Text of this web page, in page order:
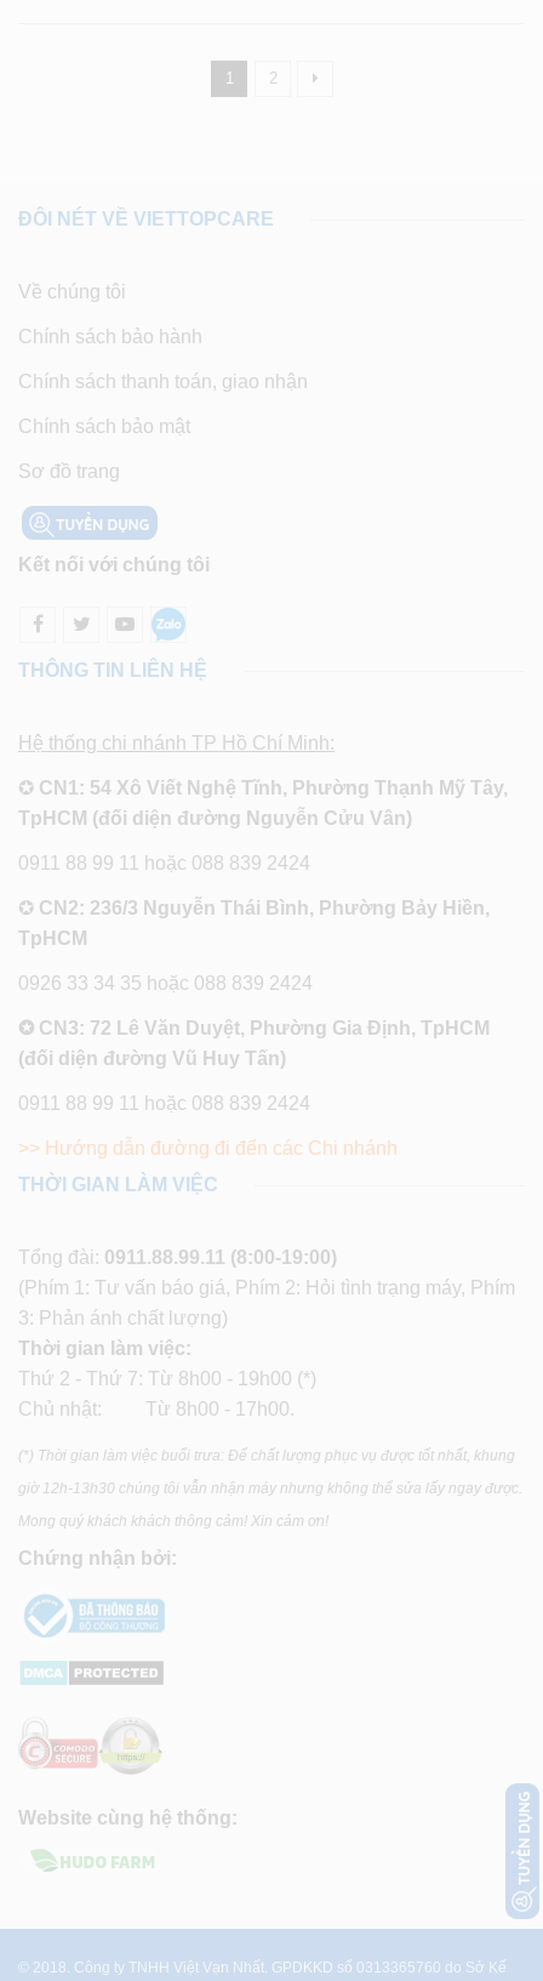
1 2
ĐÔI NÉT VỀ VIETTOPCARE
Về chúng tôi
Chính sách bảo hành
Chính sách thanh toán, giao nhận
Chính sách bảo mật
Sơ đồ trang
Kết nối với chúng tôi
THÔNG TIN LIÊN HỆ
Hệ thống chi nhánh TP Hồ Chí Minh:
✪ CN1: 54 Xô Viết Nghệ Tĩnh, Phường Thạnh Mỹ Tây,
TpHCM (đối diện đường Nguyễn Cửu Vân)
0911 88 99 11 hoặc 088 839 2424
✪ CN2: 236/3 Nguyễn Thái Bình, Phường Bảy Hiền,
TpHCM
0926 33 34 35 hoặc 088 839 2424
✪ CN3: 72 Lê Văn Duyệt, Phường Gia Định, TpHCM
(đối diện đường Vũ Huy Tấn)
0911 88 99 11 hoặc 088 839 2424
>> Hướng dẫn đường đi đến các Chi nhánh
THỜI GIAN LÀM VIỆC
Tổng đài: 0911.88.99.11 (8:00-19:00)
(Phím 1: Tư vấn báo giá, Phím 2: Hỏi tình trạng máy, Phím
3: Phản ánh chất lượng)
Thời gian làm việc:
Thứ 2 - Thứ 7: Từ 8h00 - 19h00 (*)
Chủ nhật: Từ 8h00 - 17h00.
(*) Thời gian làm việc buổi trưa: Để chất lượng phục vụ được tốt nhất, khung
giờ 12h-13h30 chúng tôi vẫn nhận máy nhưng không thể sửa lấy ngay được.
Mong quý khách khách thông cảm! Xin cảm ơn!
Chứng nhận bởi:
Website cùng hệ thống:
© 2018. Công ty TNHH Việt Vạn Nhất. GPDKKD số 0313365760 do Sở Kế